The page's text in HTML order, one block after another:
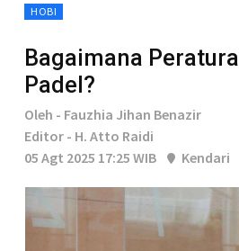
HOBI
Bagaimana
Padel?
Oleh - Fauzhia Jihan Benazir
Editor - H. Atto Raidi
05 Agt 2025 17:25 WIB
Kendari